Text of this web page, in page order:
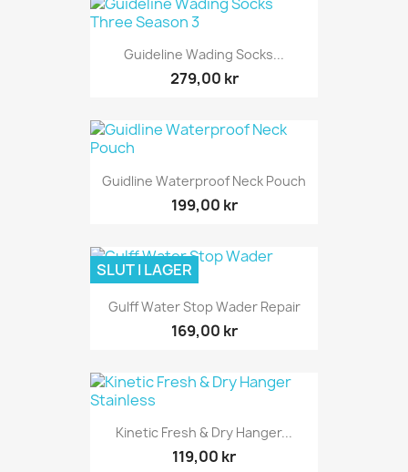
Guideline Wading Socks...
279,00 kr
Guidline Waterproof Neck Pouch
199,00 kr
Gulff Water Stop Wader Repair
169,00 kr
SLUT I LAGER
Kinetic Fresh & Dry Hanger...
119,00 kr